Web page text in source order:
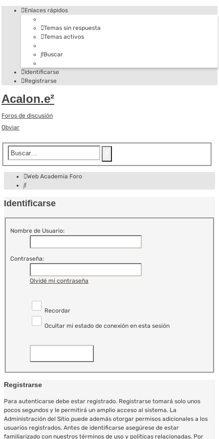
Enlaces rápidos
Temas sin respuesta
Temas activos
Buscar
Identificarse
Registrarse
Acalon.e²
Foros de discusión
Obviar
Web Academia Foro
Buscar
Identificarse
Nombre de Usuario:
Contraseña:
Olvidé mi contraseña
Recordar
Ocultar mi estado de conexión en esta sesión
Registrarse
Para autenticarse debe estar registrado. Registrarse tomará solo unos
pocos segundos y le permitirá un amplio acceso al sistema. La
Administración del Sitio puede además otorgar permisos adicionales a los
usuarios registrados. Antes de identificarse asegúrese de estar
familiarizado con nuestros términos de uso y políticas relacionadas. Por